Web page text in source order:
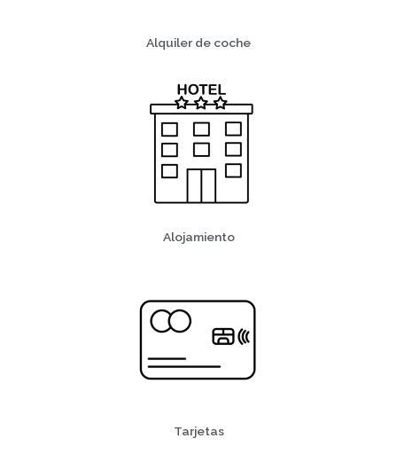
Alquiler de coche
Alojamiento
Tarjetas